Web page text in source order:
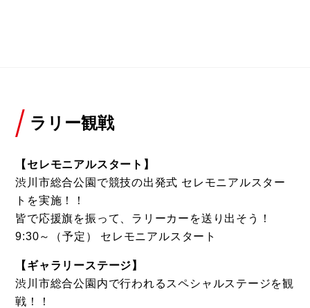
ラリー観戦
【セレモニアルスタート】
渋川市総合公園で競技の出発式 セレモニアルスター
トを実施！！
皆で応援旗を振って、ラリーカーを送り出そう！
9:30～（予定） セレモニアルスタート
【ギャラリーステージ】
渋川市総合公園内で行われるスペシャルステージを観
戦！！